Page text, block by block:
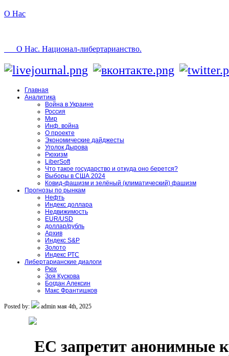
О Нас
О Нас. Национал-либертарианство.
Главная
Аналитика
Война в Украине
Россия
Мир
Инф. война
О проекте
Экономические дайджесты
Уголок Дырова
Рюхизм
LiberSoft
Что такое государство и откуда оно берется?
Выборы в США 2024
Ковид-фашизм и зелёный (климатический) фашизм
Прогнозы по рынкам
Нефть
Индекс доллара
Недвижимость
EUR/USD
доллар/рубль
Архив
Индекс S&P
Золото
Индекс РТС
Либертарианские диалоги
Рюх
Зоя Кускова
Богдан Алексин
Макс Франтишков
Posted by: admin мая 4th, 2025
ЕС запретит анонимные